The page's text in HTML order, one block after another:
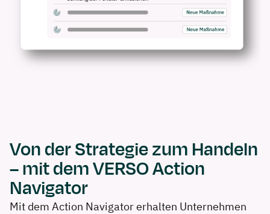
Von der Strategie zum Handeln
– mit dem VERSO Action
Navigator
Mit dem Action Navigator erhalten Unternehmen